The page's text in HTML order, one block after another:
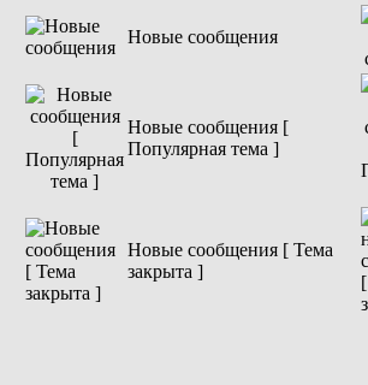
Новые сообщения
Новые сообщения [
Популярная тема ]
Новые сообщения [ Тема
закрыта ]